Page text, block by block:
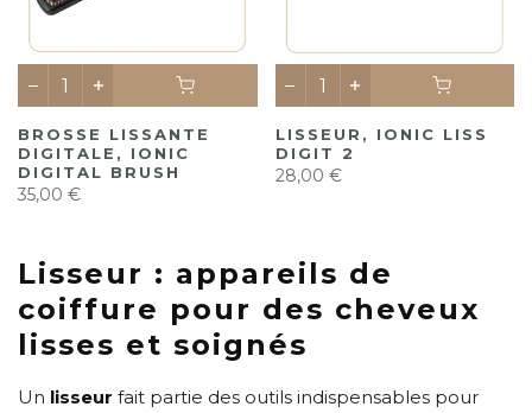
BROSSE LISSANTE
DIGITALE, IONIC
DIGITAL BRUSH
35,00 €
LISSEUR, IONIC LISS
DIGIT 2
28,00 €
Lisseur : appareils de
coiffure pour des cheveux
lisses et soignés
Un lisseur fait partie des outils indispensables pour